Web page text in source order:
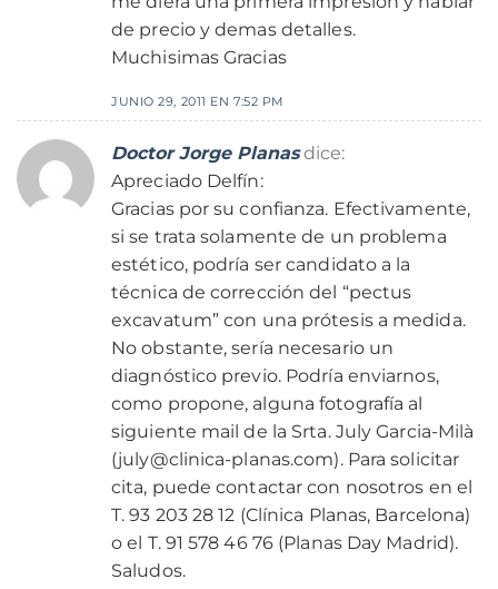
de precio y demas detalles.
Muchisimas Gracias
JUNIO 29, 2011 EN 7:52 PM
Doctor Jorge Planas dice:
Apreciado Delfín:
Gracias por su confianza. Efectivamente,
si se trata solamente de un problema
estético, podría ser candidato a la
técnica de corrección del “pectus
excavatum” con una prótesis a medida.
No obstante, sería necesario un
diagnóstico previo. Podría enviarnos,
como propone, alguna fotografía al
siguiente mail de la Srta. July Garcia-Milà
(july@clinica-planas.com). Para solicitar
cita, puede contactar con nosotros en el
T. 93 203 28 12 (Clínica Planas, Barcelona)
o el T. 91 578 46 76 (Planas Day Madrid).
Saludos.